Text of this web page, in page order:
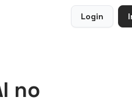
Login
no